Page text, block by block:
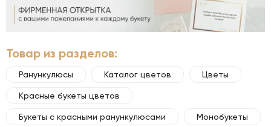
Товар из разделов:
Ранункулюсы Каталог цветов Цветы
Красные букеты цветов
Букеты с красными ранункулюсами Монобукеты